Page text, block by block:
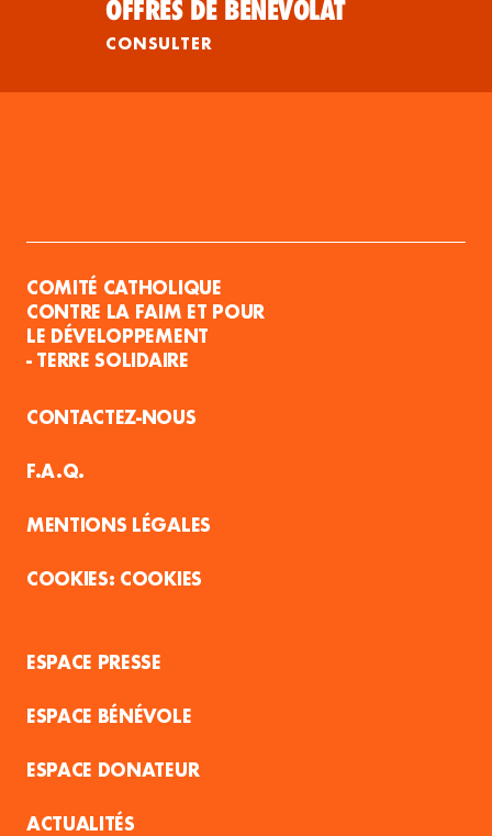
OFFRES DE BÉNÉVOLAT
CONSULTER
COMITÉ CATHOLIQUE
CONTRE LA FAIM ET POUR
LE DÉVELOPPEMENT
- TERRE SOLIDAIRE
CONTACTEZ-NOUS
F.A.Q.
MENTIONS LÉGALES
COOKIES
ESPACE PRESSE
ESPACE BÉNÉVOLE
ESPACE DONATEUR
ACTUALITÉS